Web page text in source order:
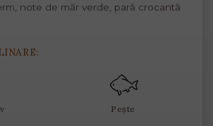
note de măr verde, pară crocantă
Pește